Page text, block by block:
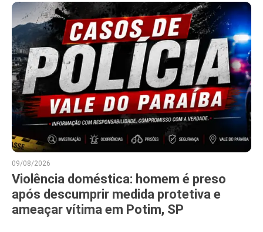
09/08/2026
Violência doméstica: homem é preso
após descumprir medida protetiva e
ameaçar vítima em Potim, SP